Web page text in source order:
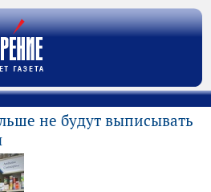
не будут выписывать